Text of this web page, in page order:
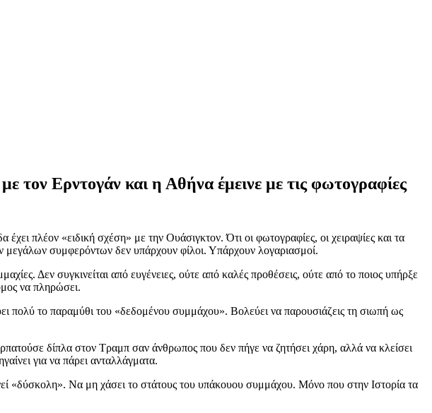
Ερντογάν και η Αθήνα έμεινε με τις φωτογραφίες
πλέον «ειδική σχέση» με την Ουάσιγκτον. Ότι οι φωτογραφίες, οι χειραψίες και τα
μεγάλων συμφερόντων δεν υπάρχουν φίλοι. Υπάρχουν λογαριασμοί.
Δεν συγκινείται από ευγένειες, ούτε από καλές προθέσεις, ούτε από το ποιος υπήρξε
να πληρώσει.
πολύ το παραμύθι του «δεδομένου συμμάχου». Βολεύει να παρουσιάζεις τη σιωπή ως
δίπλα στον Τραμπ σαν άνθρωπος που δεν πήγε να ζητήσει χάρη, αλλά να κλείσει
για να πάρει ανταλλάγματα.
«δύσκολη». Να μη χάσει το στάτους του υπάκουου συμμάχου. Μόνο που στην Ιστορία τα